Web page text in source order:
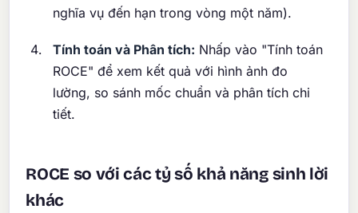
nghĩa vụ đến hạn trong vòng một năm).
Tính toán và Phân tích: Nhấp vào "Tính toán
ROCE" để xem kết quả với hình ảnh đo
lường, so sánh mốc chuẩn và phân tích chi
tiết.
ROCE so với các tỷ số khả năng sinh lời
khác